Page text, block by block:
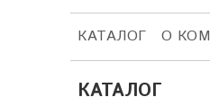
КАТАЛОГ О
КАТАЛОГ